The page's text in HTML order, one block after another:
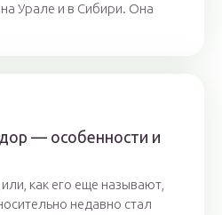
Урале и в Сибири. Она
— особенности и
как его еще называют,
недавно стал